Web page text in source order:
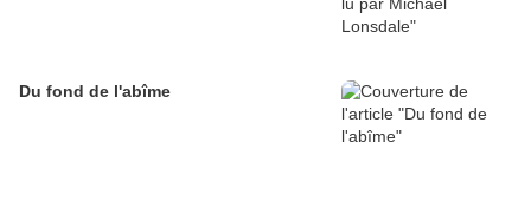
Du fond de l'abîme